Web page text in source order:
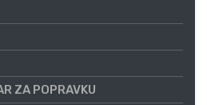
ZA POPRAVKU